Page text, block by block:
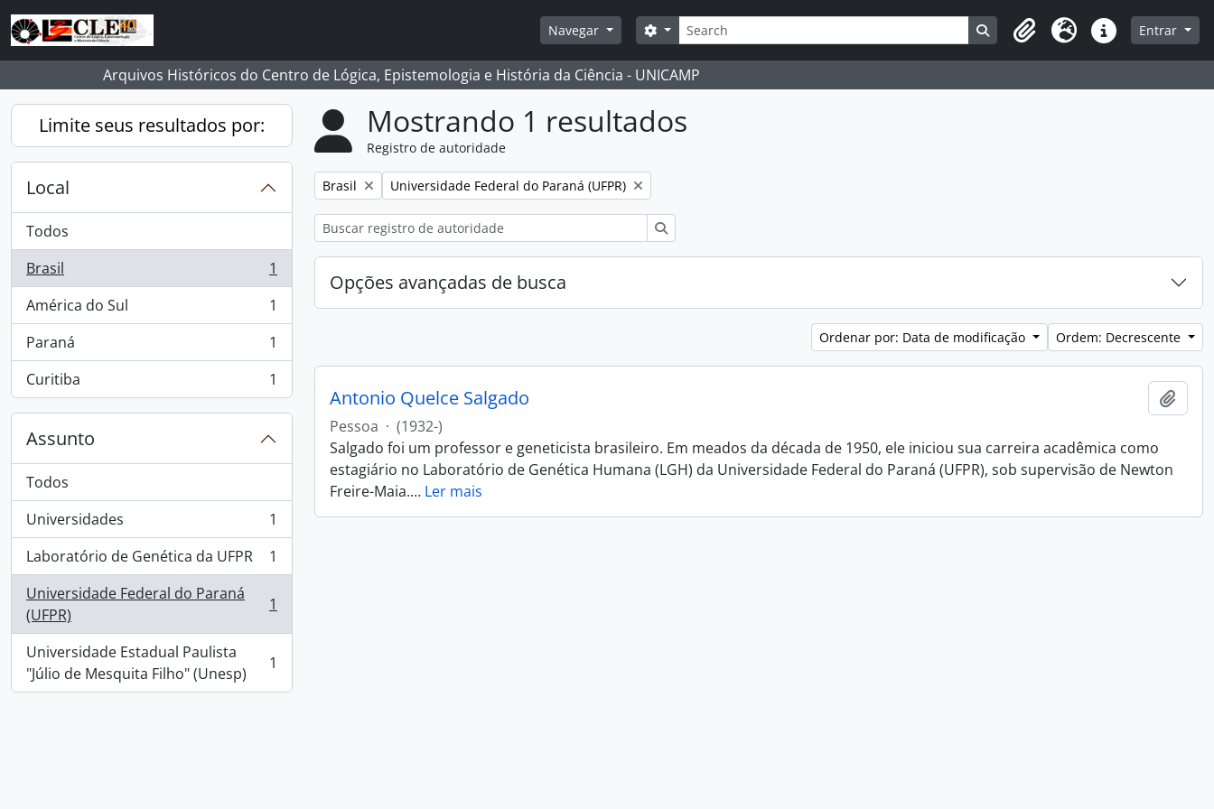
Skip to main content
Navegar
Buscar
Opções de busca Busque na página de navegação
Clipboard
Idioma Atalhos Entrar
Arquivos Históricos do Centro de Lógica, Epistemologia e História da Ciência - UNICAMP
Limite seus resultados por:
Local
Todos
Brasil
, 1 resultados
1
América do Sul
, 1 resultados
1
Paraná
, 1 resultados
1
Curitiba
, 1 resultados 1
Assunto
Todos
Universidades
, 1 resultados
1
Laboratório de Genética da UFPR
, 1 resultados
1
Universidade Federal do Paraná
(UFPR)
, 1 resultados 1
Universidade Estadual Paulista
"Júlio de Mesquita Filho" (Unesp)
, 1 resultados 1
Mostrando 1 resultados
Registro de autoridade
Remover filtro:
Brasil Remover filtro:
Universidade Federal do Paraná (UFPR)
Opções avançadas de busca
Ordenar por: Data de modificação Ordem: Decrescente
Antonio Quelce Salgado
Pessoa · (1932-)
Salgado foi um professor e geneticista brasileiro. Em meados da década de 1950, ele iniciou sua carreira acadêmica como
estagiário no Laboratório de Genética Humana (LGH) da Universidade Federal do Paraná (UFPR), sob supervisão de Newton
Freire-Maia.… Ler mais